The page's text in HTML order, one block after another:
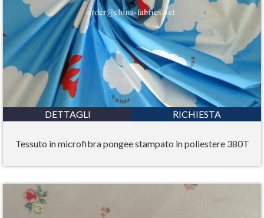
DETTAGLI RICHIESTA
Tessuto in microfibra pongee stampato in poliestere 380T